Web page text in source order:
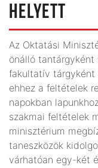
HELYETT
Az Oktatási
önálló tantárgyként
fakultatív tárgyként
ehhez a feltételek
napokban
szakmai feltételek
minisztérium
taneszközök
várhatóan egy-két